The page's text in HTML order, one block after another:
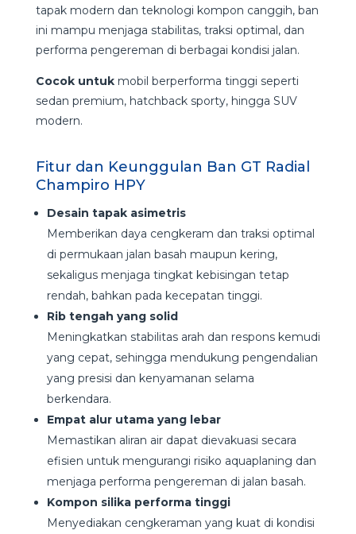
tapak modern dan teknologi kompon canggih, ban
ini mampu menjaga stabilitas, traksi optimal, dan
performa pengereman di berbagai kondisi jalan.
Cocok untukmobil berperforma tinggi seperti
sedan premium, hatchback sporty, hingga SUV
modern.
Fitur dan Keunggulan Ban GT Radial
Champiro HPY
Desain tapak asimetris
Memberikan daya cengkeram dan traksi optimal
di permukaan jalan basah maupun kering,
sekaligus menjaga tingkat kebisingan tetap
rendah, bahkan pada kecepatan tinggi.
Rib tengah yang solid
Meningkatkan stabilitas arah dan respons kemudi
yang cepat, sehingga mendukung pengendalian
yang presisi dan kenyamanan selama
berkendara.
Empat alur utama yang lebar
Memastikan aliran air dapat dievakuasi secara
efisien untuk mengurangi risiko aquaplaning dan
menjaga performa pengereman di jalan basah.
Kompon silika performa tinggi
Menyediakan cengkeraman yang kuat di kondisi